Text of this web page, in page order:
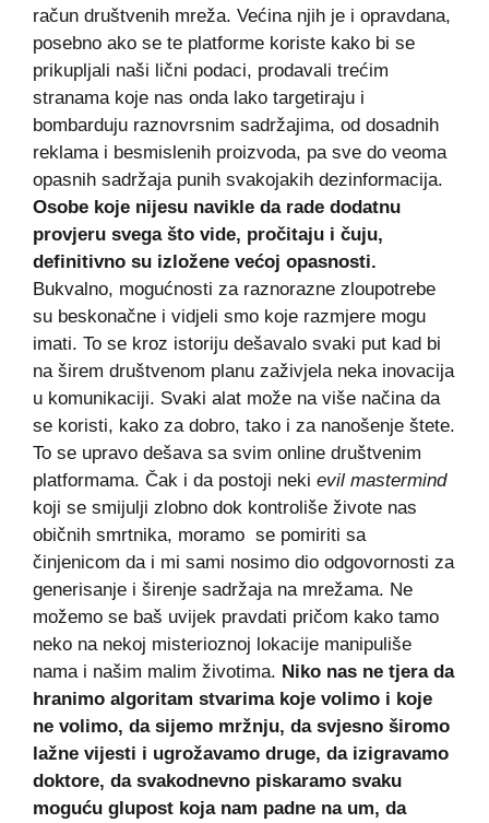
račun društvenih mreža. Većina njih je i opravdana,
posebno ako se te platforme koriste kako bi se
prikupljali naši lični podaci, prodavali trećim
stranama koje nas onda lako targetiraju i
bombarduju raznovrsnim sadržajima, od dosadnih
reklama i besmislenih proizvoda, pa sve do veoma
opasnih sadržaja punih svakojakih dezinformacija.
Osobe koje nijesu navikle da rade dodatnu
provjeru svega što vide, pročitaju i čuju,
definitivno su izložene većoj opasnosti.
Bukvalno, mogućnosti za raznorazne zloupotrebe
su beskonačne i vidjeli smo koje razmjere mogu
imati. To se kroz istoriju dešavalo svaki put kad bi
na širem društvenom planu zaživjela neka inovacija
u komunikaciji. Svaki alat može na više načina da
se koristi, kako za dobro, tako i za nanošenje štete.
To se upravo dešava sa svim online društvenim
platformama. Čak i da postoji neki evil mastermind
koji se smijulji zlobno dok kontroliše živote nas
običnih smrtnika, moramo se pomiriti sa
činjenicom da i mi sami nosimo dio odgovornosti za
generisanje i širenje sadržaja na mrežama. Ne
možemo se baš uvijek pravdati pričom kako tamo
neko na nekoj misterioznoj lokacije manipuliše
nama i našim malim životima. Niko nas ne tjera da
hranimo algoritam stvarima koje volimo i koje
ne volimo, da sijemo mržnju, da svjesno širomo
lažne vijesti i ugrožavamo druge, da izigravamo
doktore, da svakodnevno piskaramo svaku
moguću glupost koja nam padne na um, da